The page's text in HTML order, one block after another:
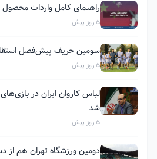
راهنمای کامل واردات
5 روز پیش
سومین حریف پیش‌فصل
5 روز پیش
لباس کاروان ایران در
شد
5 روز پیش
دومین ورزشگاه تهران هم